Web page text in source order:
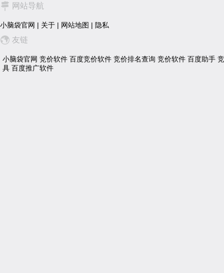
网站导航
小脑袋官网 | 关于 | 网站地图 | 隐私
友链
小脑袋官网 竞价软件 百度竞价软件 竞价排名查询 竞价软件 百度助手
具 百度推广软件